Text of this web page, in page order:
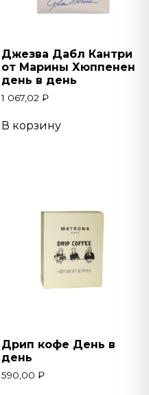
Джезва Дабл Кантри
от Марины Хюппенен
день в день
1 067,02 ₽
В корзину
Дрип кофе День в
день
590,00 ₽